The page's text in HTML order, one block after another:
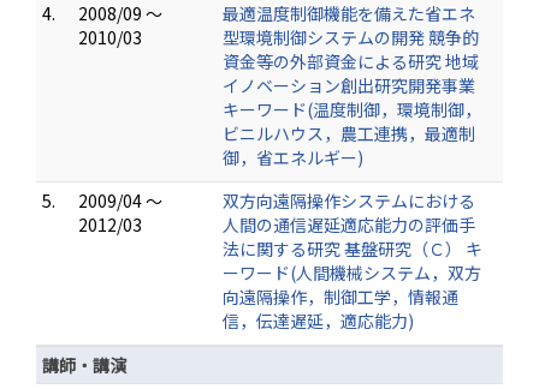
4.
2008/09 ～
2010/03
最適温度制御機能を備えた省エネ
型環境制御システムの開発 競争的
資金等の外部資金による研究 地域
イノベーション創出研究開発事業
キーワード(温度制御，環境制御，
ビニルハウス，農工連携，最適制
御，省エネルギー)
5.
2009/04 ～
2012/03
双方向遠隔操作システムにおける
人間の通信遅延適応能力の評価手
法に関する研究 基盤研究（Ｃ） キ
ーワード(人間機械システム，双方
向遠隔操作，制御工学，情報通
信，伝達遅延，適応能力)
講師・講演